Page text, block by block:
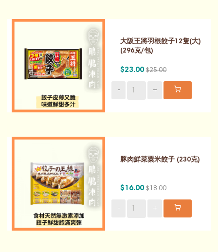
大阪王將羽根餃子12隻(大)
(296克/包)
$23.00 $25.00
- +
豚肉鮮菜粟米餃子 (230克)
$16.00 $18.00
- +